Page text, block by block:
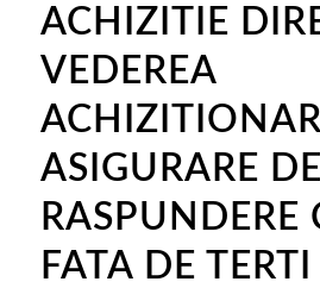
ACHIZITIE
VEDEREA
ASIGURARE DE
RASPUNDERE
FATA DE TERTI